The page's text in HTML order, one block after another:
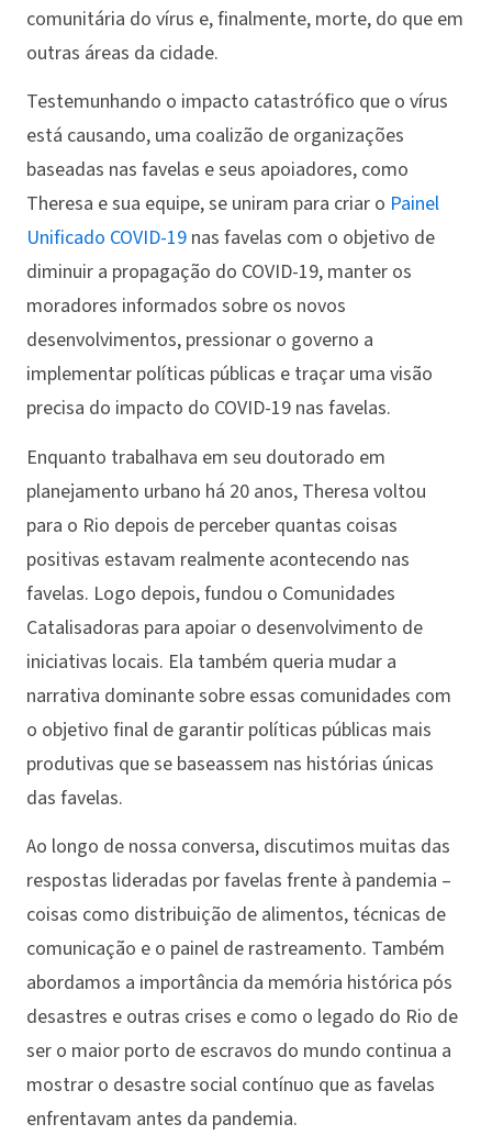
comunitária do vírus e, finalmente, morte, do que em
outras áreas da cidade.
Testemunhando o impacto catastrófico que o vírus
está causando, uma coalizão de organizações
baseadas nas favelas e seus apoiadores, como
Theresa e sua equipe, se uniram para criar o Painel
Unificado COVID-19 nas favelas com o objetivo de
diminuir a propagação do COVID-19, manter os
moradores informados sobre os novos
desenvolvimentos, pressionar o governo a
implementar políticas públicas e traçar uma visão
precisa do impacto do COVID-19 nas favelas.
Enquanto trabalhava em seu doutorado em
planejamento urbano há 20 anos, Theresa voltou
para o Rio depois de perceber quantas coisas
positivas estavam realmente acontecendo nas
favelas. Logo depois, fundou o Comunidades
Catalisadoras para apoiar o desenvolvimento de
iniciativas locais. Ela também queria mudar a
narrativa dominante sobre essas comunidades com
o objetivo final de garantir políticas públicas mais
produtivas que se baseassem nas histórias únicas
das favelas.
Ao longo de nossa conversa, discutimos muitas das
respostas lideradas por favelas frente à pandemia –
coisas como distribuição de alimentos, técnicas de
comunicação e o painel de rastreamento. Também
abordamos a importância da memória histórica pós
desastres e outras crises e como o legado do Rio de
ser o maior porto de escravos do mundo continua a
mostrar o desastre social contínuo que as favelas
enfrentavam antes da pandemia.